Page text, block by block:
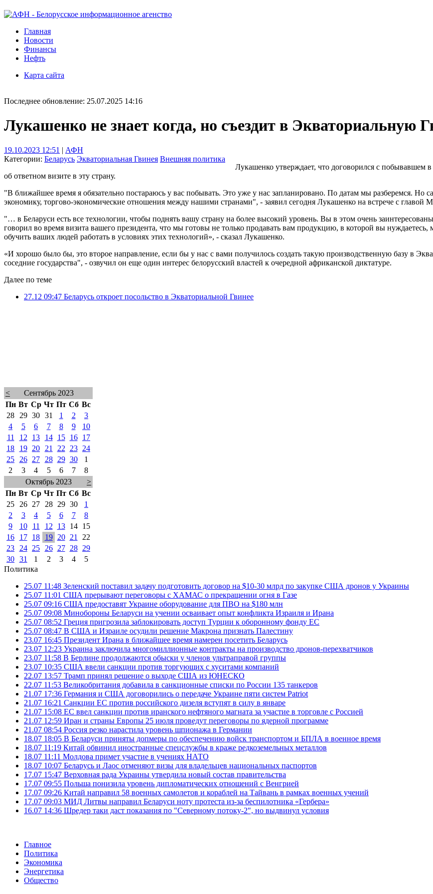
Главная
Новости
Финансы
Нефть
Карта сайта
Последнее обновление: 25.07.2025 14:16
Лукашенко не знает когда, но съездит в Экваториальную
19.10.2023 12:51 | АФН
Категории: Беларусь Экваториальная Гвинея Внешняя политика
Лукашенко утверждает, что договорился с побывавшем
об ответном визите в эту страну.
"В ближайшее время я обязательно постараюсь у вас побывать. Это уже у нас запланировано. По датам мы разберемся. Но
экономику, торгово-экономические отношения между нашими странами", - заявил сегодня Лукашенко на встрече с
"… в Беларуси есть все технологии, чтобы поднять вашу страну на более высокий уровень. Вы в этом очень
говорил во время визита вашего президента, что мы готовы не только продавать вам продукцию, в которой вы
обучить ваших людей работать в условиях этих технологий», - сказал Лукашенко.
«И хорошо было бы, это второе направление, если бы у нас с вами получилось создать такую производственную базу в
соседние государства", - озвучил он еще один интерес белорусский властей к очередной африканской диктатуре.
Далее по теме
27.12 09:47 Беларусь откроет посольство в Экваториальной Гвинее
<
Сентябрь 2023
Пн Вт Ср Чт Пт Сб Вс
28
29 30 31 1 2
3
4
5 6 7 8 9
10
11
12 13 14 15 16
17
18
19 20 21 22 23
24
25
26 27 28 29 30
1
2
3 4 5 6 7
8
Октябрь 2023
>
Пн Вт Ср Чт Пт Сб Вс
25
26 27 28 29 30
1
2
3 4 5 6 7
8
9
10 11 12 13 14
15
16
17 18 19 20 21
22
23
24 25 26 27 28
29
30 31 1 2 3 4
5
Политика
25.07 11:48 Зеленский поставил задачу подготовить договор на $10-30 млрд по закупке США дронов у Украины
25.07 11:01 США прерывают переговоры с ХАМАС о прекращении огня в Газе
25.07 09:16 США предоставят Украине оборудование для ПВО на $180 млн
25.07 09:08 Минобороны Беларуси на учении осваивает опыт конфликта Израиля и Ирана
25.07 08:52 Греция пригрозила заблокировать доступ Турции к оборонному фонду ЕС
25.07 08:47 В США и Израиле осудили решение Макрона признать Палестину
23.07 16:45 Президент Ирана в ближайшее время намерен посетить Беларусь
23.07 12:23 Украина заключила многомиллионные контракты на производство дронов-перехватчиков
23.07 11:58 В Берлине продолжаются обыски у членов ультраправой группы
23.07 10:35 США ввели санкции против торгующих с хуситами компаний
22.07 13:57 Трамп принял решение о выходе США из ЮНЕСКО
22.07 11:53 Великобритания добавила в санкционные списки по России 135 танкеров
21.07 17:36 Германия и США договорились о передаче Украине пяти систем Patriot
21.07 16:21 Санкции ЕС против российского дизеля вступят в силу в январе
21.07 15:08 ЕС ввел санкции против иранского нефтяного магната за участие в торговле с Россией
21.07 12:59 Иран и страны Европы 25 июля проведут переговоры по ядерной программе
21.07 08:54 Россия резко нарастила уровень шпионажа в Германии
18.07 18:05 В Беларуси приняты допмеры по обеспечению войск транспортом и БПЛА в военное время
18.07 11:19 Китай обвинил иностранные спецслужбы в краже редкоземельных металлов
18.07 11:11 Молдова примет участие в учениях НАТО
18.07 10:07 Беларусь и Лаос отменяют визы для владельцев национальных паспортов
17.07 15:47 Верховная рада Украины утвердила новый состав правительства
17.07 09:55 Польша понизила уровень дипломатических отношений с Венгрией
17.07 09:26 Китай направил 58 военных самолетов и кораблей на Тайвань в рамках военных учений
17.07 09:03 МИД Литвы направил Беларуси ноту протеста из-за беспилотника «Гербера»
16.07 14:36 Шредер таки даст показания по "Северному потоку-2", но выдвинул условия
Главное
Политика
Экономика
Энергетика
Общество